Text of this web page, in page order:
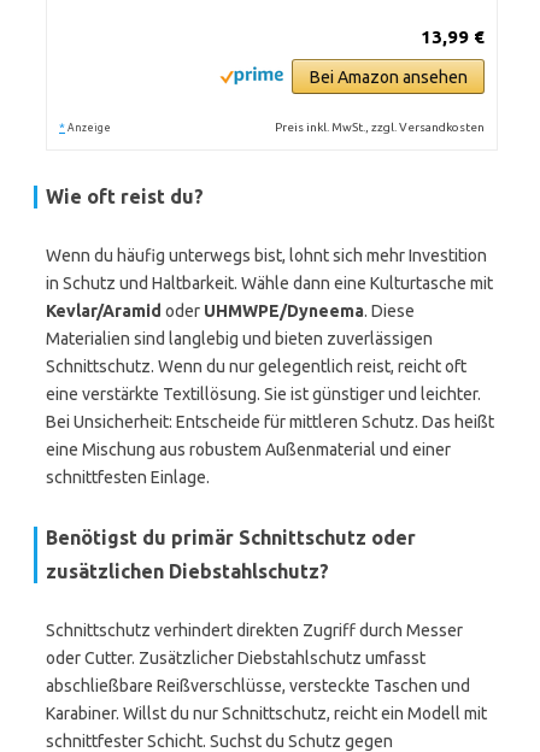
13,99 €
Bei Amazon ansehen
* Anzeige Preis inkl. MwSt., zzgl. Versandkosten
Wie oft reist du?
Wenn du häufig unterwegs bist, lohnt sich mehr Investition
in Schutz und Haltbarkeit. Wähle dann eine Kulturtasche mit
Kevlar/Aramid oder UHMWPE/Dyneema. Diese
Materialien sind langlebig und bieten zuverlässigen
Schnittschutz. Wenn du nur gelegentlich reist, reicht oft
eine verstärkte Textillösung. Sie ist günstiger und leichter.
Bei Unsicherheit: Entscheide für mittleren Schutz. Das heißt
eine Mischung aus robustem Außenmaterial und einer
schnittfesten Einlage.
Benötigst du primär Schnittschutz oder
zusätzlichen Diebstahlschutz?
Schnittschutz verhindert direkten Zugriff durch Messer
oder Cutter. Zusätzlicher Diebstahlschutz umfasst
abschließbare Reißverschlüsse, versteckte Taschen und
Karabiner. Willst du nur Schnittschutz, reicht ein Modell mit
schnittfester Schicht. Suchst du Schutz gegen